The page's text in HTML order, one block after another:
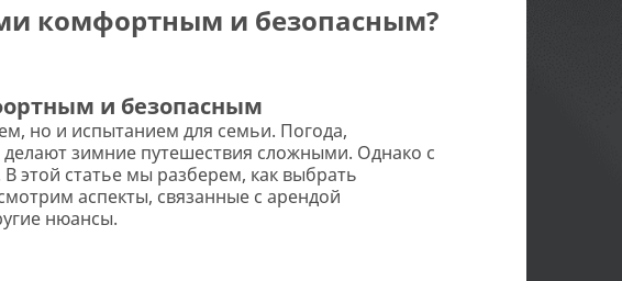
комфортным и безопасным?
и безопасным
но и испытанием для семьи. Погода,
зимние путешествия сложными. Однако с
этой статье мы разберем, как выбрать
аспекты, связанные с арендой
нюансы.